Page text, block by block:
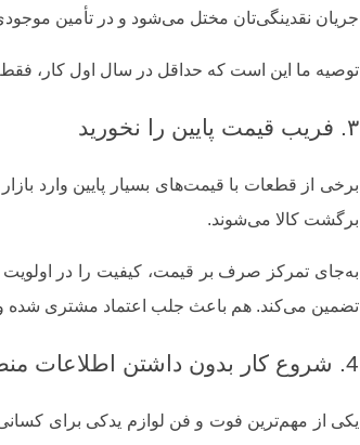
جریان نقدینگی‌تان مختل می‌شود و در تأمین
توصیه ما این است که حداقل در سال اول کار،
۳. فریب قیمت پایین را نخورید
برخی از قطعات با قیمت‌های بسیار پایین وارد
برگشت کالا می‌شوند.
به‌جای تمرکز صرف بر قیمت، کیفیت را در
تضمین می‌کند. هم باعث جلب اعتماد مشتری شده و
4. شروع کار بدون داشتن اطلاعات منطقه ای
یکی از مهم‌ترین فوت و فن لوازم یدکی برای